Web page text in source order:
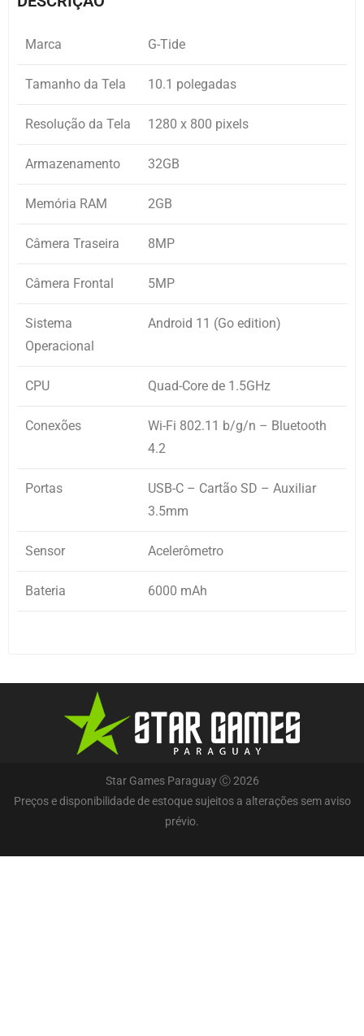
Marca G-Tide
Tamanho da Tela 10.1 polegadas
Resolução da Tela 1280 x 800 pixels
Armazenamento 32GB
Memória RAM 2GB
Câmera Traseira 8MP
Câmera Frontal 5MP
Sistema
Operacional
Android 11 (Go edition)
CPU Quad-Core de 1.5GHz
Conexões
Wi-Fi 802.11 b/g/n – Bluetooth
4.2
Portas
USB-C – Cartão SD – Auxiliar
3.5mm
Sensor Acelerômetro
Bateria 6000 mAh
Star Games Paraguay Ⓒ 2026
Preços e disponibilidade de estoque sujeitos a alterações sem aviso
prévio.